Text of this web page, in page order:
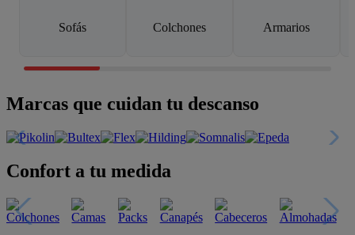
Sofás Colchones Armarios
Marcas que cuidan tu descanso
Confort a tu medida